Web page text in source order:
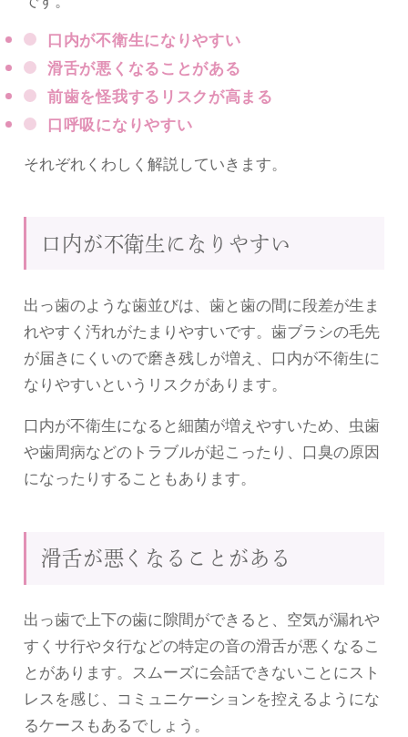
口内が不衛生になりやすい
滑舌が悪くなることがある
前歯を怪我するリスクが高まる
口呼吸になりやすい
それぞれくわしく解説していきます。
口内が不衛生になりやすい
出っ歯のような歯並びは、歯と歯の間に段差が生ま
れやすく汚れがたまりやすいです。歯ブラシの毛先
が届きにくいので磨き残しが増え、口内が不衛生に
なりやすいというリスクがあります。
口内が不衛生になると細菌が増えやすいため、虫歯
や歯周病などのトラブルが起こったり、口臭の原因
になったりすることもあります。
滑舌が悪くなることがある
出っ歯で上下の歯に隙間ができると、空気が漏れや
すくサ行やタ行などの特定の音の滑舌が悪くなるこ
とがあります。スムーズに会話できないことにスト
レスを感じ、コミュニケーションを控えるようにな
るケースもあるでしょう。